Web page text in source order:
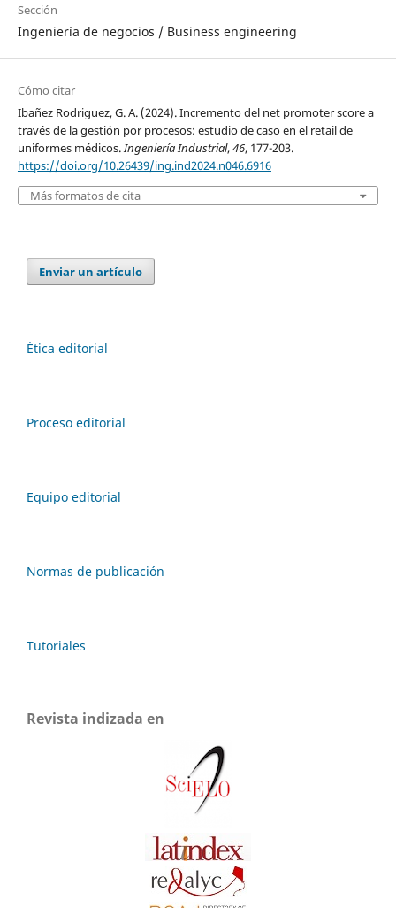
Sección
Ingeniería de negocios / Business engineering
Cómo citar
Ibañez Rodriguez, G. A. (2024). Incremento del net promoter score a
través de la gestión por procesos: estudio de caso en el retail de
uniformes médicos.Ingeniería Industrial,46, 177-203.
https://doi.org/10.26439/ing.ind2024.n046.6916
Más formatos de cita
Enviar un artículo
Ética editorial
Proceso editorial
Equipo editorial
Normas de publicación
Tutoriales
Revista indizada en